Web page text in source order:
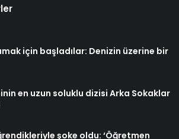
için başladılar: Denizin üzerine bir
en uzun soluklu dizisi Arka Sokaklar
şoke oldu: ‘Öğretmen